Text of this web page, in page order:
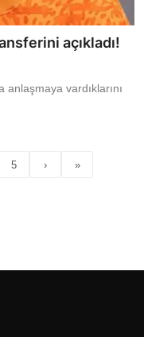
açıkladı!
anlaşmaya vardıklarını
5 › »